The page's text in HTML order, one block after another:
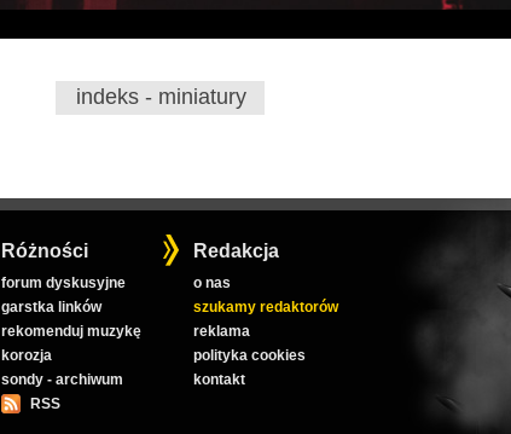
indeks - miniatury
Różności
forum dyskusyjne
garstka linków
rekomenduj muzykę
korozja
sondy - archiwum
RSS
Redakcja
o nas
szukamy redaktorów
reklama
polityka cookies
kontakt